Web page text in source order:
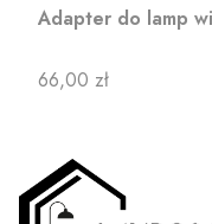
Adapter do lamp
Cena
66,00 zł